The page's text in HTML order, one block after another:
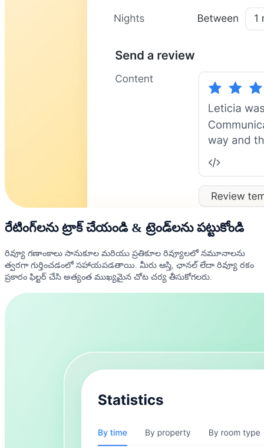
రేటింగ్‌లను ట్రాక్ చేయండి & ట్రెండ్‌లను పట్టుకోండి
రివ్యూ గణాంకాలు సానుకూల మరియు ప్రతికూల రివ్యూలలో నమూనాలను
త్వరగా గుర్తించడంలో సహాయపడతాయి. మీరు ఆస్తి, ఛానల్ లేదా రివ్యూ రకం
ప్రకారం ఫిల్టర్ చేసి అత్యంత ముఖ్యమైన చోట చర్య తీసుకోగలరు.